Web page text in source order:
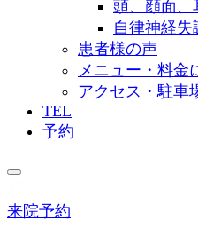
頭、顔面、
自律神経失
患者様の声
メニュー・料金
アクセス・駐車
TEL
予約
来院予約